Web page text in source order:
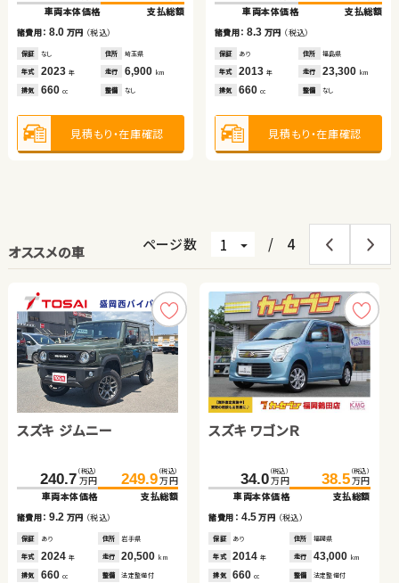
車両本体価格
支払総額
諸費用：8.0 万円 （税込）
保証 なし 住所 埼玉県
年式 2023 年 走行 6,900 km
排気 660 cc 整備 なし
見積もり・在庫確認
車両本体価格
支払総額
諸費用：8.3 万円 （税込）
保証 あり 住所 福島県
年式 2013 年 走行 23,300 km
排気 660 cc 整備 なし
見積もり・在庫確認
オススメの車 ページ数 / 4
スズキ ジムニー
240.7 （税込）
万円
車両本体価格
249.9 （税込）
万円
支払総額
諸費用：9.2 万円 （税込）
保証 あり 住所 岩手県
年式 2024 年 走行 20,500 km
排気 660 cc 整備 法定整備付
スズキ ワゴンＲ
34.0 （税込）
万円
車両本体価格
38.5 （税込）
万円
支払総額
諸費用： 4.5万円 （税込）
保証 あり 住所 福岡県
年式 2014年 走行 43,000 km
排気 660cc 整備 法定整備付
ホンダ Ｎ ＢＯＸ
41.6 （税込）
万円
車両本体価格
49.8 （税込）
万円
支払総額
諸費用：8.2 万円 （税込）
保証 あり 住所 青森県
年式 2013 年 走行 95,600 km
排気 660 cc 整備 法定整備付
トヨタ アルファード
569.9 （税込）
万円
車両本体価格
574.9 （税込）
万円
支払総額
諸費用： 5.0万円 （税込）
保証 あり 住所 徳島県
年式 2024年 走行 12,900 km
排気 2,500 整備 法定整備付
スバル フォレスター ハイ
306.8 （税込）
万円
車両本体価格
319.9 （税込）
万円
支払総額
諸費用：13.1万円（税込）
保証 あり 住所 岩手県
年式 2021 年 走行 67,900 km
排気 2,000 整備 法定整備付
トヨタ アルファード
634.8 （税込）
万円
車両本体価格
650.0 （税込）
万円
支払総額
諸費用： 15.2万円（税込）
保証 あり 住所 千葉県
年式 2026年 走行 7,100km
排気 2,500 整備 法定整備付
日産 セレナ
95.1 （税込）
万円
車両本体価格
109.4 （税込）
万円
支払総額
諸費用：14.3万円（税込）
保証 あり 住所 岩手県
年式 2014 年 走行 78,800 km
排気 2,000 整備 法定整備付
トヨタ プリウスＰＨＶ
399.7 （税込）
万円
車両本体価格
408.2 （税込）
万円
支払総額
諸費用： 8.5万円 （税込）
保証 なし 住所 岡山県
年式 2023年 走行 4,900km
排気 2,000 整備 法定整備付